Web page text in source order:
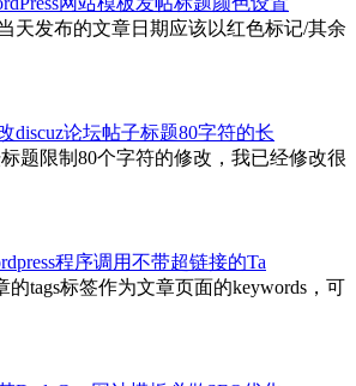
天发布的文章日期应该以红色标记/其余
discuz论坛帖子标题80字符的长
题限制80个字符的修改，我已经修改很
程序调用不带超链接的Ta
的tags标签作为文章页面的keywords，可